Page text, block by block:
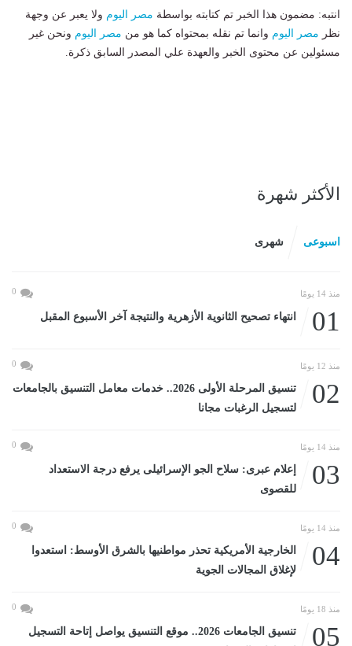
انتبه: مضمون هذا الخبر تم كتابته بواسطة مصر اليوم ولا يعبر عن وجهة
نظر مصر اليوم وانما تم نقله بمحتواه كما هو من مصر اليوم ونحن غير
مسئولين عن محتوى الخبر والعهدة علي المصدر السابق ذكرة.
الأكثر شهرة
اسبوعى شهرى
منذ 14 يومًا 0
01 انتهاء تصحيح الثانوية الأزهرية والنتيجة آخر الأسبوع المقبل
منذ 12 يومًا 0
02
تنسيق المرحلة الأولى 2026.. خدمات معامل التنسيق بالجامعات
لتسجيل الرغبات مجانا
منذ 14 يومًا 0
03
إعلام عبرى: سلاح الجو الإسرائيلى يرفع درجة الاستعداد
للقصوى
منذ 14 يومًا 0
04
الخارجية الأمريكية تحذر مواطنيها بالشرق الأوسط: استعدوا
لإغلاق المجالات الجوية
منذ 18 يومًا 0
05
تنسيق الجامعات 2026.. موقع التنسيق يواصل إتاحة التسجيل